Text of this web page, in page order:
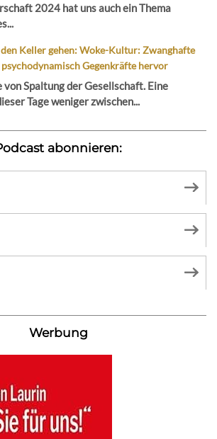
2024 hat uns auch ein Thema
Keller gehen: Woke-Kultur: Zwanghafte
Gegenkräfte hervor
von Spaltung der Gesellschaft. Eine
Tage weniger zwischen...
abonnieren:
Werbung